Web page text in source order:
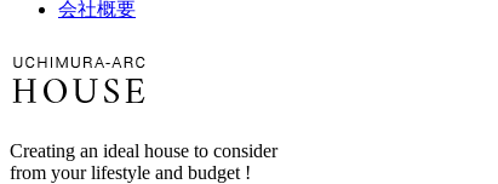
会社概要
Creating an ideal house to consider
from your lifestyle and budget !